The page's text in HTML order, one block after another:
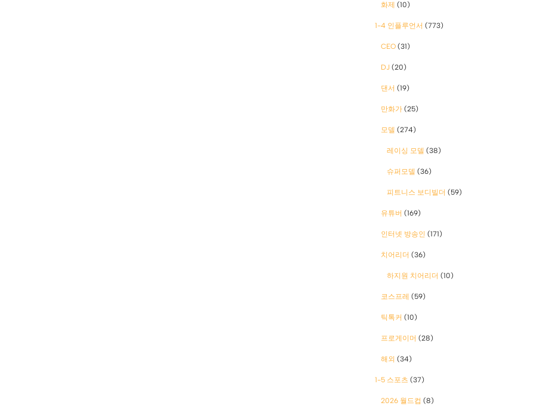
화제 (10)
1-4 인플루언서 (773)
CEO (31)
DJ (20)
댄서 (19)
만화가 (25)
모델 (274)
레이싱 모델 (38)
슈퍼모델 (36)
피트니스 보디빌더 (59)
유튜버 (169)
인터넷 방송인 (171)
치어리더 (36)
하지원 치어리더 (10)
코스프레 (59)
틱톡커 (10)
프로게이머 (28)
해외 (34)
1-5 스포츠 (37)
2026 월드컵 (8)